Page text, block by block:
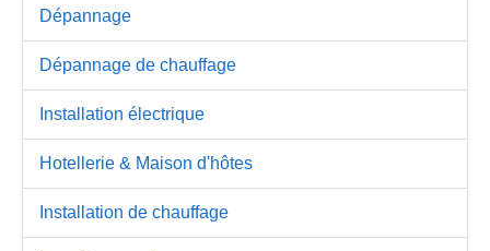
Dépannage
Dépannage de chauffage
Installation électrique
Hotellerie & Maison d'hôtes
Installation de chauffage